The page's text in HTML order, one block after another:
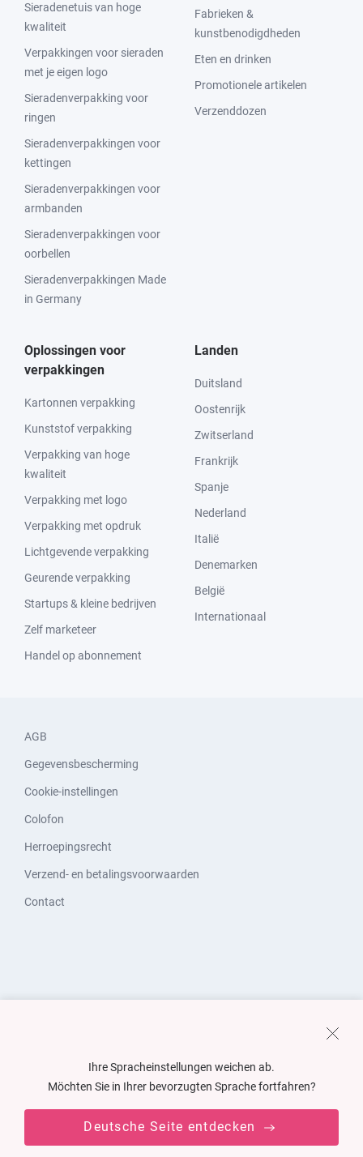
Sieradenetuis van hoge
kwaliteit
Verpakkingen voor sieraden
met je eigen logo
Sieradenverpakking voor
ringen
Sieradenverpakkingen voor
kettingen
Sieradenverpakkingen voor
armbanden
Sieradenverpakkingen voor
oorbellen
Sieradenverpakkingen Made
in Germany
Fabrieken &
kunstbenodigdheden
Eten en drinken
Promotionele artikelen
Verzenddozen
Oplossingen voor
verpakkingen
Kartonnen verpakking
Kunststof verpakking
Verpakking van hoge
kwaliteit
Verpakking met logo
Verpakking met opdruk
Lichtgevende verpakking
Geurende verpakking
Startups & kleine bedrijven
Zelf marketeer
Handel op abonnement
Landen
Duitsland
Oostenrijk
Zwitserland
Frankrijk
Spanje
Nederland
Italië
Denemarken
België
Internationaal
AGB
Gegevensbescherming
Cookie-instellingen
Colofon
Herroepingsrecht
Verzend- en betalingsvoorwaarden
Contact
Ihre Spracheinstellungen weichen ab.
Möchten Sie in Ihrer bevorzugten Sprache fortfahren?
Deutsche Seite entdecken